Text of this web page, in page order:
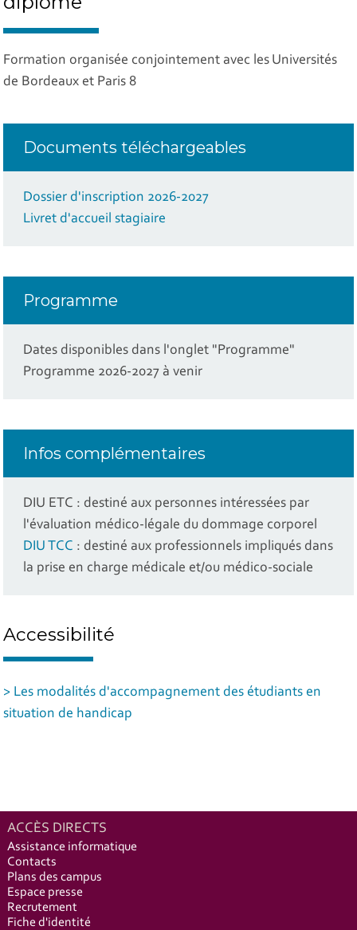
Formation organisée conjointement avec les Universités
de Bordeaux et Paris 8
Documents téléchargeables
Dossier d'inscription 2026-2027
Livret d'accueil stagiaire
Programme
Dates disponibles dans l'onglet "Programme"
Programme 2026-2027 à venir
Infos complémentaires
DIU ETC : destiné aux personnes intéressées par
l'évaluation médico-légale du dommage corporel
DIU TCC : destiné aux professionnels impliqués dans
la prise en charge médicale et/ou médico-sociale
Accessibilité
> Les modalités d'accompagnement des étudiants en
situation de handicap
ACCÈS DIRECTS
Assistance informatique
Contacts
Plans des campus
Espace presse
Recrutement
Fiche d'identité